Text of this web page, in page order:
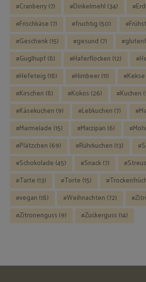
Cranberry(7) Dinkelmehl (34)
Frischkäse (7) fruchtig (50)
Geschenk(15) gesund (7)
Guglhupf(8) Haferflocken (12)
Hefeteig (18) Himbeer(11) Kekse
Kirschen (8) Kokos (26) Kuchen
Käsekuchen (9) Lebkuchen (7)
Marmelade (15) Marzipan (6)
Plätzchen (69) Rührkuchen (13)
Schokolade (45) Snack(7)
Tarte (13) Torte (15)
vegan (18) Weihnachten (72)
Zitronenguss (9) Zuckerguss (14)